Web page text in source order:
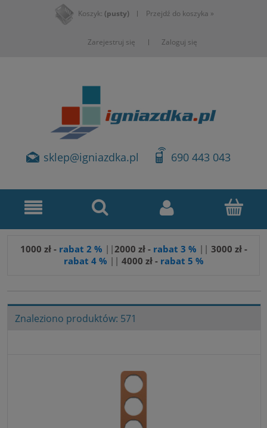
Koszyk: (pusty) Przejdź do koszyka »
Zarejestruj się Zaloguj się
sklep@igniazdka.pl 690 443 043
1000 zł - rabat 2 % ||2000 zł - rabat 3 % || 3000 zł -
rabat 4 % || 4000 zł - rabat 5 %
Znaleziono produktów: 571